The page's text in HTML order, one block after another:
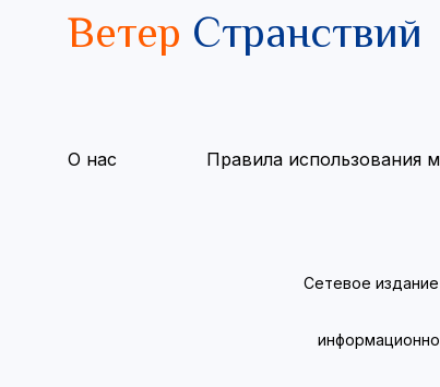
Ветер Странствий
О нас Правила использования
Сетевое